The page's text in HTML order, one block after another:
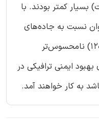
ساعت) بسیار کمتر بودند. با
نسبت به جاده‌های
باز در سرعت‌های طرح بیشتر (۹۰-۱۲۰) نامحسوس‌تر
ایمنی ترافیکی در
به کار خواهند آمد.